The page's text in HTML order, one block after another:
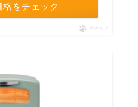
をチェック
ポチップ